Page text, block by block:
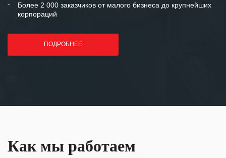
Более 2 000 заказчиков от малого бизнеса до крупнейших
корпораций
ПОДРОБНЕЕ
Как мы работаем